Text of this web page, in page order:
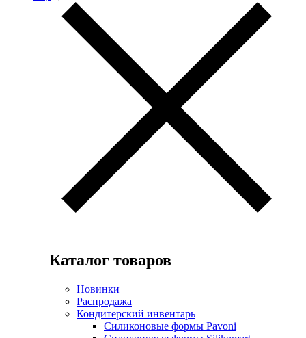
Каталог товаров
Новинки
Распродажа
Кондитерский инвентарь
Силиконовые формы Pavoni